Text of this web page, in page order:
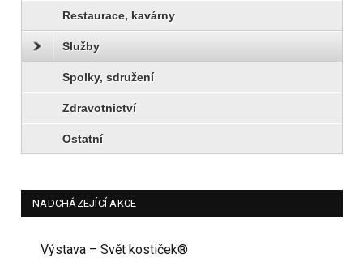
Restaurace, kavárny
Služby
Spolky, sdružení
Zdravotnictví
Ostatní
NADCHÁZEJÍCÍ AKCE
Výstava – Svět kostiček®